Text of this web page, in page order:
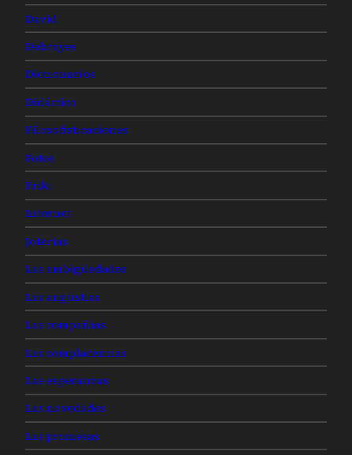
David
Debrayes
Diccionarios
Didáctico
Filosofisticaciones
Fotos
Friki
Internet
Joterías
Las ambigüedades
Las angustias
Las compañías
Las complacencias
Las esperanzas
Las novedades
Las promesas